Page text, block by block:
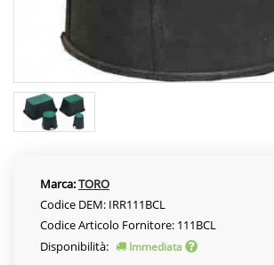
Marca:TORO
Codice DEM: IRR111BCL
Codice Articolo Fornitore: 111BCL
Disponibilità:
Immediata